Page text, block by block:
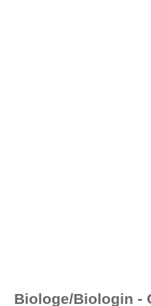
Biologe/Biologin -